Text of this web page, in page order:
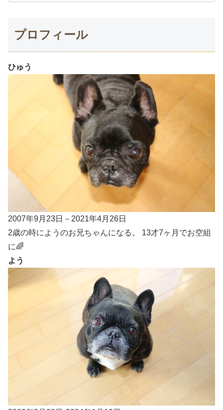
プロフィール
ひゅう
2007年9月23日－2021年4月26日
2歳の時にようのお兄ちゃんになる。 13才7ヶ月でお空組
に🌈
よう